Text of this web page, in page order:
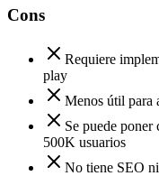
Cons
Requiere
play
Menos útil para
Se puede
500K usuarios
No tiene SEO